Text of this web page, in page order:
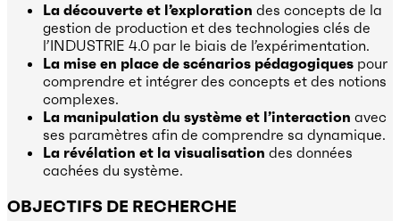
La découverte et l’exploration des concepts de la
gestion de production et des technologies clés de
l’INDUSTRIE 4.0 par le biais de l’expérimentation.
La mise en place de scénarios pédagogiques pour
comprendre et intégrer des concepts et des notions
complexes.
La manipulation du système et l’interaction avec
ses paramètres afin de comprendre sa dynamique.
La révélation et la visualisation des données
cachées du système.
OBJECTIFS DE RECHERCHE